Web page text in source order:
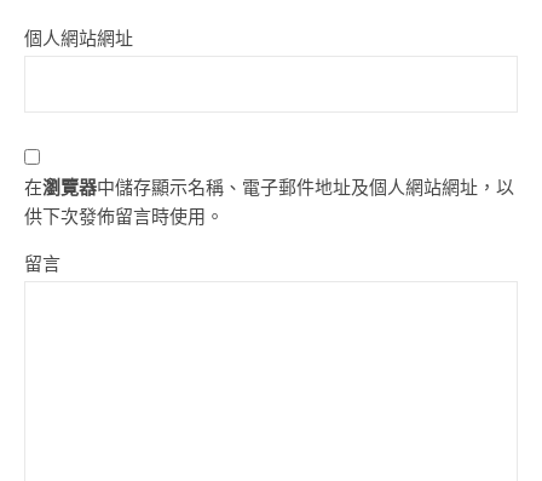
個人網站網址
在瀏覽器中儲存顯示名稱、電子郵件地址及個人網站網址，以
供下次發佈留言時使用。
留言